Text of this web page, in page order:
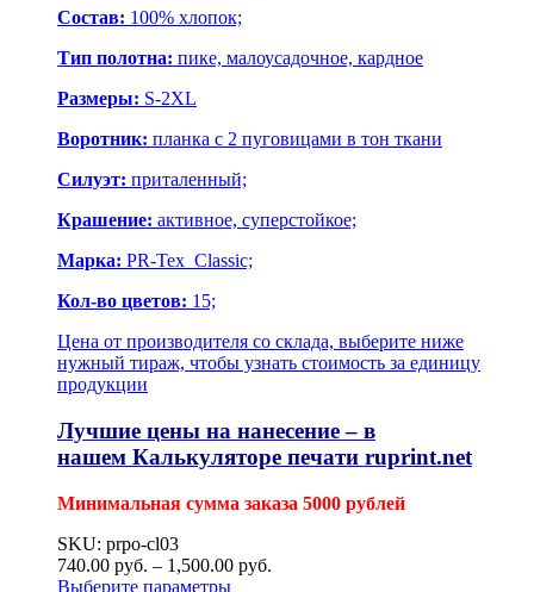
Состав: 100% хлопок;
Тип полотна: пике, малоусадочное, кардное
Размеры: S-2XL
Воротник: планка с 2 пуговицами в тон ткани
Силуэт: приталенный;
Крашение: активное, суперстойкое;
Марка: PR-Tex Classic;
Кол-во цветов: 15;
Цена от производителя со склада, выберите ниже
нужный тираж, чтобы узнать стоимость за единицу
продукции
Лучшие цены на нанесение – в
нашем Калькуляторе печати ruprint.net
Минимальная сумма заказа 5000 рублей
SKU: prpo-cl03
740.00 руб. – 1,500.00 руб.
Выберите параметры